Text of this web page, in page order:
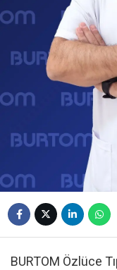
BURTOM Özlüce